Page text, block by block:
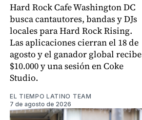
Hard Rock Cafe Washington DC
busca cantautores, bandas y DJs
locales para Hard Rock Rising.
Las aplicaciones cierran el 18 de
agosto y el ganador global recibe
$10.000 y una sesión en Coke
Studio.
EL TIEMPO LATINO TEAM
7 de agosto de 2026